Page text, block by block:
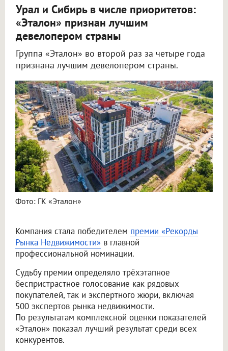
Урал и Сибирь в числе приоритетов:
«Эталон» признан лучшим
девелопером страны
Группа «Эталон» во второй раз за четыре года
признана лучшим девелопером страны.
Фото: ГК «Эталон»
Компания стала победителем премии «Рекорды
Рынка Недвижимости» в главной
профессиональной номинации.
Судьбу премии определяло трёхэтапное
беспристрастное голосование как рядовых
покупателей, так и экспертного жюри, включая
500 экспертов рынка недвижимости.
По результатам комплексной оценки показателей
«Эталон» показал лучший результат среди всех
конкурентов.